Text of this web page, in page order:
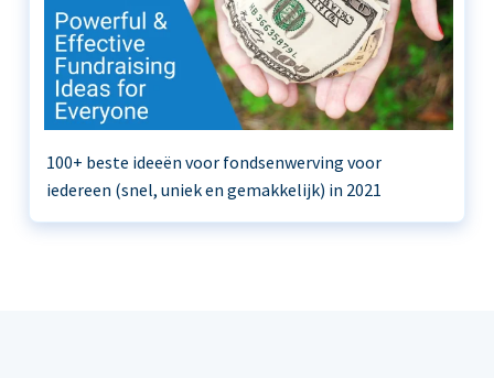
100+ beste ideeën voor fondsenwerving voor
iedereen (snel, uniek en gemakkelijk) in 2021